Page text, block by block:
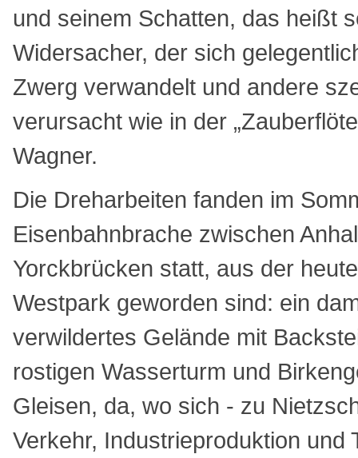
und seinem Schatten, das heißt
Widersacher, der sich
Zwerg verwandelt und andere
verursacht wie in der
Wagner.
Die Dreharbeiten fanden im
Eisenbahnbrache zwischen
Yorckbrücken statt, aus der
Westpark geworden sind: ein
verwildertes Gelände mit
rostigen Wasserturm und
Gleisen, da, wo sich - zu
Verkehr, Industrieproduktion und